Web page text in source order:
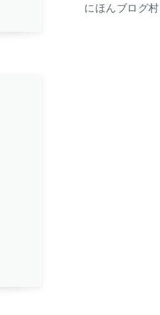
にほんブログ村